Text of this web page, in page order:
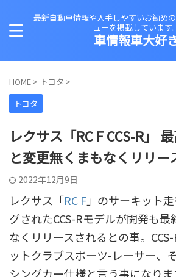
最新自動車情報や入手しやすいお勧め
ューを掲載しています。
車情報車大好
HOME > トヨタ >
トヨタ
レクサス「RC F CCS-R」
と変更無くまもなくリリー
2022年12月9日
レクサス「RC F」のサーキット
グされたCCS-Rモデルが開発も
なくリリースされるとの事。
ットクラブスポーツ-レーサー、
シングカー仕様と言う事になり